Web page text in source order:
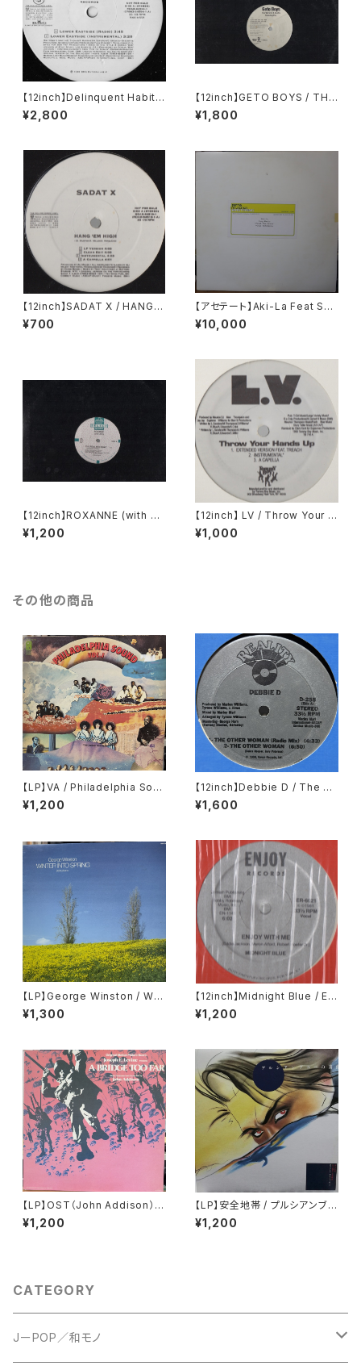
【12inch】Delinquent Habits
/ Lower Eastside
¥2,800
【12inch】GETO BOYS / THE
WORLD IS A GHETTO
¥1,800
【12inch】SADAT X / HANG 'E
M HIGH
¥700
【アセテート】Aki-La Feat Sno
op Dogg / Freak The Hous
e
¥10,000
【12inch】ROXANNE (with U
TFO) / THE REAL ROXANN
E
¥1,200
【12inch】 LV / Throw Your H
ands Up (Remixes)
¥1,000
その他の商品
【LP】VA / Philadelphia Soun
d Vol. 1
¥1,200
【12inch】Debbie D / The Ot
her Woman
¥1,600
【LP】George Winston / Win
ter Into Spring
¥1,300
【12inch】Midnight Blue / Enj
oy With Me
¥1,200
【LP】OST（John Addison） /
A Bridge Too Far
¥1,200
【LP】安全地帯 / プルシアンブル
ーの肖像 オリジナル・サウンドト
ラック
¥1,200
CATEGORY
JーPOP／和モノ